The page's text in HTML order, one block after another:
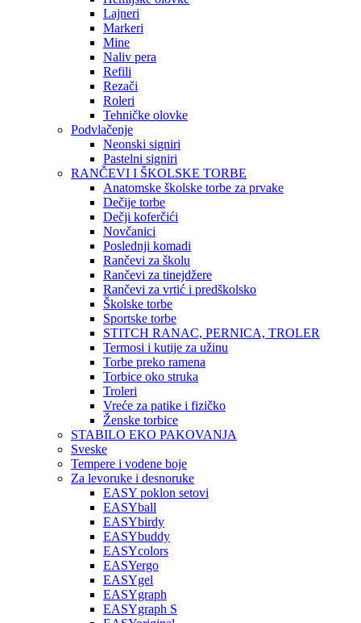
Lajneri
Markeri
Mine
Naliv pera
Refili
Rezači
Roleri
Tehničke olovke
Podvlačenje
Neonski signiri
Pastelni signiri
RANČEVI I ŠKOLSKE TORBE
Anatomske školske torbe za prvake
Dečije torbe
Dečji koferčići
Novčanici
Poslednji komadi
Rančevi za školu
Rančevi za tinejdžere
Rančevi za vrtić i predškolsko
Školske torbe
Sportske torbe
STITCH RANAC, PERNICA, TROLER
Termosi i kutije za užinu
Torbe preko ramena
Torbice oko struka
Troleri
Vreće za patike i fizičko
Ženske torbice
STABILO EKO PAKOVANJA
Sveske
Tempere i vodene boje
Za levoruke i desnoruke
EASY poklon setovi
EASYball
EASYbirdy
EASYbuddy
EASYcolors
EASYergo
EASYgel
EASYgraph
EASYgraph S